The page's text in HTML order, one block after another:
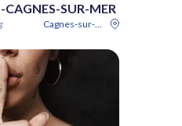
SUR-MER
Cagnes-sur-Mer